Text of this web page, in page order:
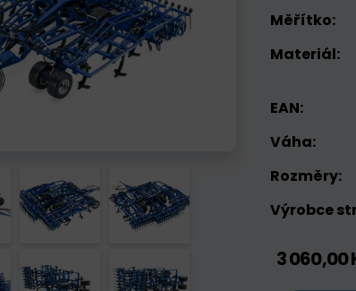
Měřítko:
Materiál:
EAN:
Váha:
Rozměry:
Výrobce
3 060,00